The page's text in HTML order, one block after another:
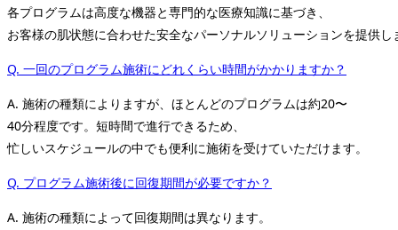
各プログラムは高度な機器と専門的な医療知識に基づき、
お客様の肌状態に合わせた安全なパーソナルソリューションを提供し
Q. 一回のプログラム施術にどれくらい時間がかかりますか？
A. 施術の種類によりますが、ほとんどのプログラムは約20〜
40分程度です。短時間で進行できるため、
忙しいスケジュールの中でも便利に施術を受けていただけます。
Q. プログラム施術後に回復期間が必要ですか？
A. 施術の種類によって回復期間は異なります。